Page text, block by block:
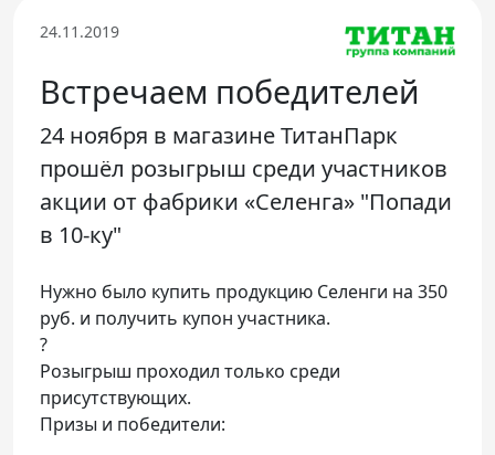
24.11.2019
Встречаем победителей
24 ноября в магазине ТитанПарк
прошёл розыгрыш среди участников
акции от фабрики «Селенга» "Попади
в 10-ку"
Нужно было купить продукцию Селенги на 350
руб. и получить купон участника.
?
Розыгрыш проходил только среди
присутствующих.
Призы и победители: